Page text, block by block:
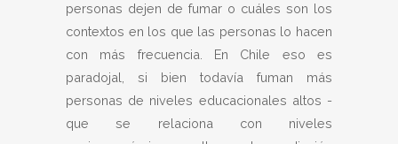
personas dejen de fumar o cuáles son los
contextos en los que las personas lo hacen
con más frecuencia. En Chile eso es
paradojal, si bien todavía fuman más
personas de niveles educacionales altos -
que se relaciona con niveles